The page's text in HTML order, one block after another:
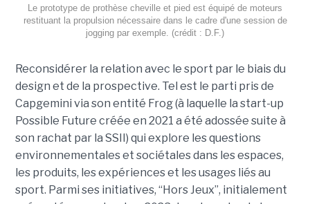
Le prototype de prothèse cheville et pied est équipé de moteurs
restituant la propulsion nécessaire dans le cadre d'une session de
jogging par exemple. (crédit : D.F.)
Reconsidérer la relation avec le sport par le biais du
design et de la prospective. Tel est le parti pris de
Capgemini via son entité Frog (à laquelle la start-up
Possible Future créée en 2021 a été adossée suite à
son rachat par la SSII) qui explore les questions
environnementales et sociétales dans les espaces,
les produits, les expériences et les usages liés au
sport. Parmi ses initiatives, “Hors Jeux”, initialement